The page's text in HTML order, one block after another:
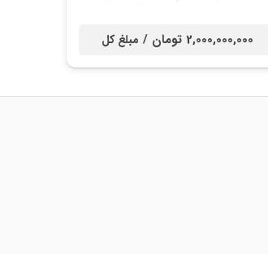
2,000,000,000 تومان / مبلغ کل